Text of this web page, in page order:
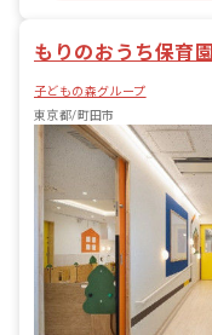
もりのおうち保育園
子どもの森グループ
東京都/町田市